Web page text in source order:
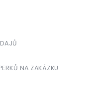
NA ZAKÁZKU